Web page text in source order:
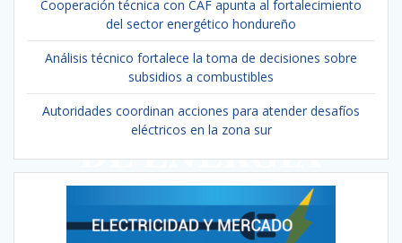
Cooperación técnica con CAF apunta al fortalecimiento
del sector energético hondureño
Análisis técnico fortalece la toma de decisiones sobre
subsidios a combustibles
Autoridades coordinan acciones para atender desafíos
eléctricos en la zona sur